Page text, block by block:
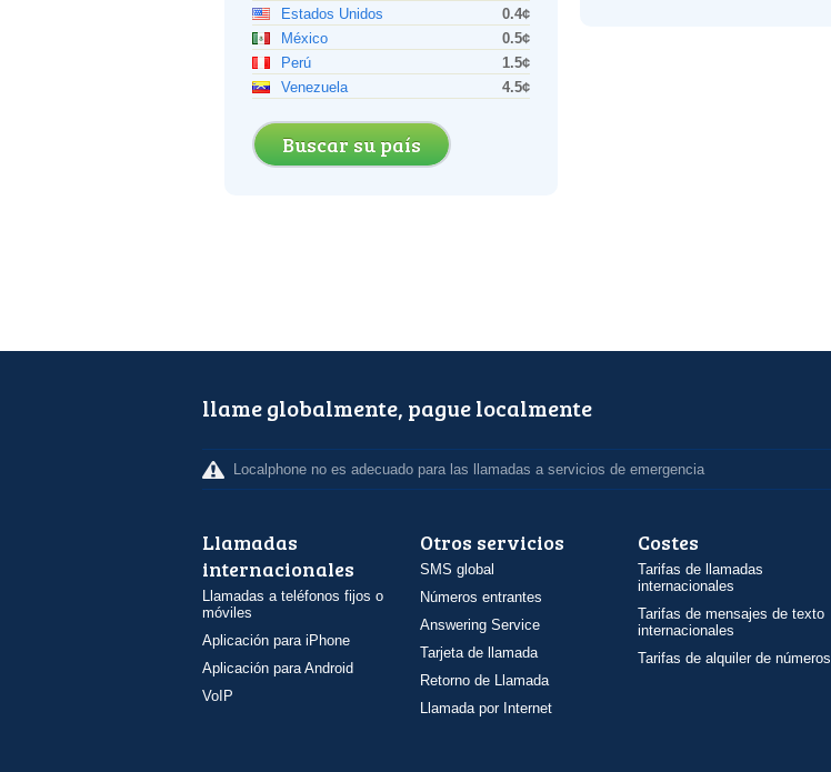
Estados Unidos
0.4¢
México
0.5¢
Perú
1.5¢
Venezuela
4.5¢
Buscar su país
llame globalmente, pague localmente
Localphone no es adecuado para las llamadas a servicios de emergencia
Llamadas
internacionales
Llamadas a teléfonos fijos o
móviles
Aplicación para iPhone
Aplicación para Android
VoIP
Otros servicios
SMS global
Números entrantes
Answering Service
Tarjeta de llamada
Retorno de Llamada
Llamada por Internet
Costes
Tarifas de llamadas
internacionales
Tarifas de mensajes de texto
internacionales
Tarifas de alquiler de números